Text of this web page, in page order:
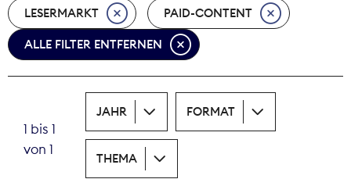
Nova Award
Print
LESERMARKT PAID-CONTENT
ALLE FILTER ENTFERNEN
1 bis 1
von 1
JAHR FORMAT
THEMA